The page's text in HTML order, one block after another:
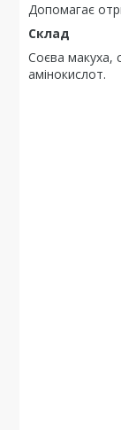
Допомагає
Склад
Соєва макуха,
амінокислот.